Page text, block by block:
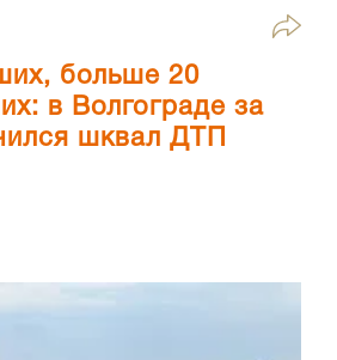
больше 20
в Волгограде за
шквал ДТП